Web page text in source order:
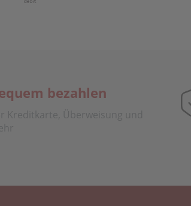
bezahlen
Kreditkarte, Überweisung und